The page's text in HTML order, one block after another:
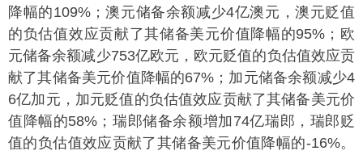
降幅的109%；澳元储备余额减少4亿澳元，澳元贬值
的负估值效应贡献了其储备美元价值降幅的95%；欧
元储备余额减少753亿欧元，欧元贬值的负估值效应贡
献了其储备美元价值降幅的67%；加元储备余额减少4
6亿加元，加元贬值的负估值效应贡献了其储备美元价
值降幅的58%；瑞郎储备余额增加74亿瑞郎，瑞郎贬
值的负估值效应贡献了其储备美元价值降幅的-16%。